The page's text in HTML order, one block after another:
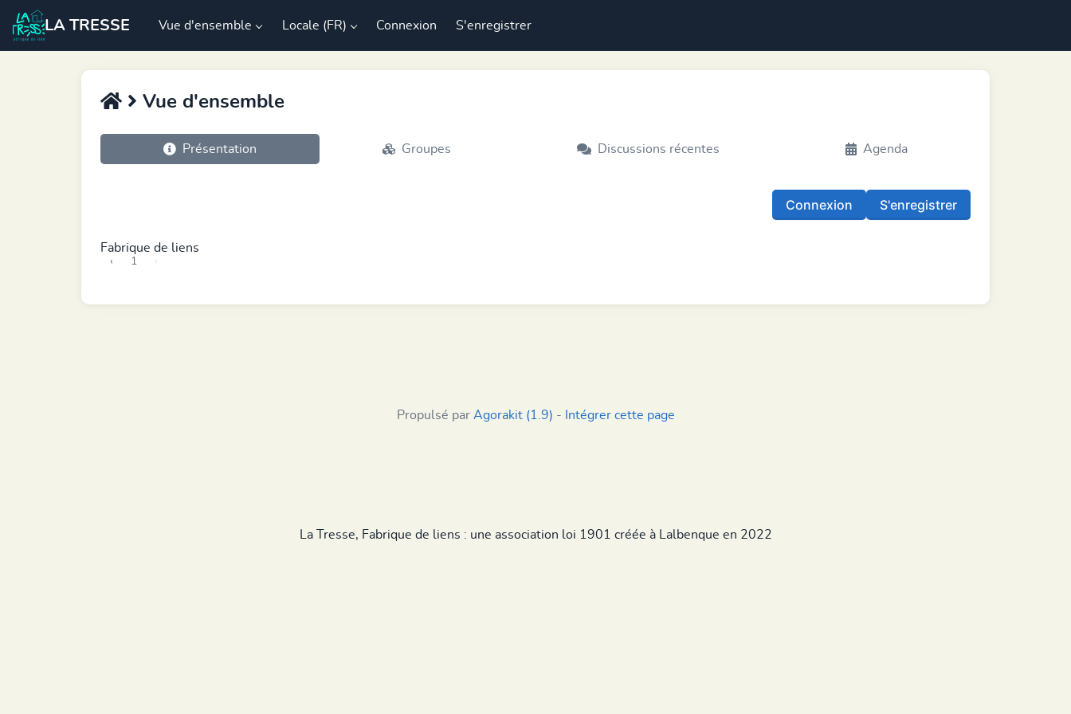
LA TRESSE Vue d'ensemble Locale (FR) Connexion S'enregistrer
Vue d'ensemble
Présentation Groupes Discussions récentes Agenda
Connexion S'enregistrer
Fabrique de liens
‹ 1 ›
Propulsé par Agorakit (1.9) - Intégrer cette page
La Tresse, Fabrique de liens : une association loi 1901 créée à Lalbenque en 2022